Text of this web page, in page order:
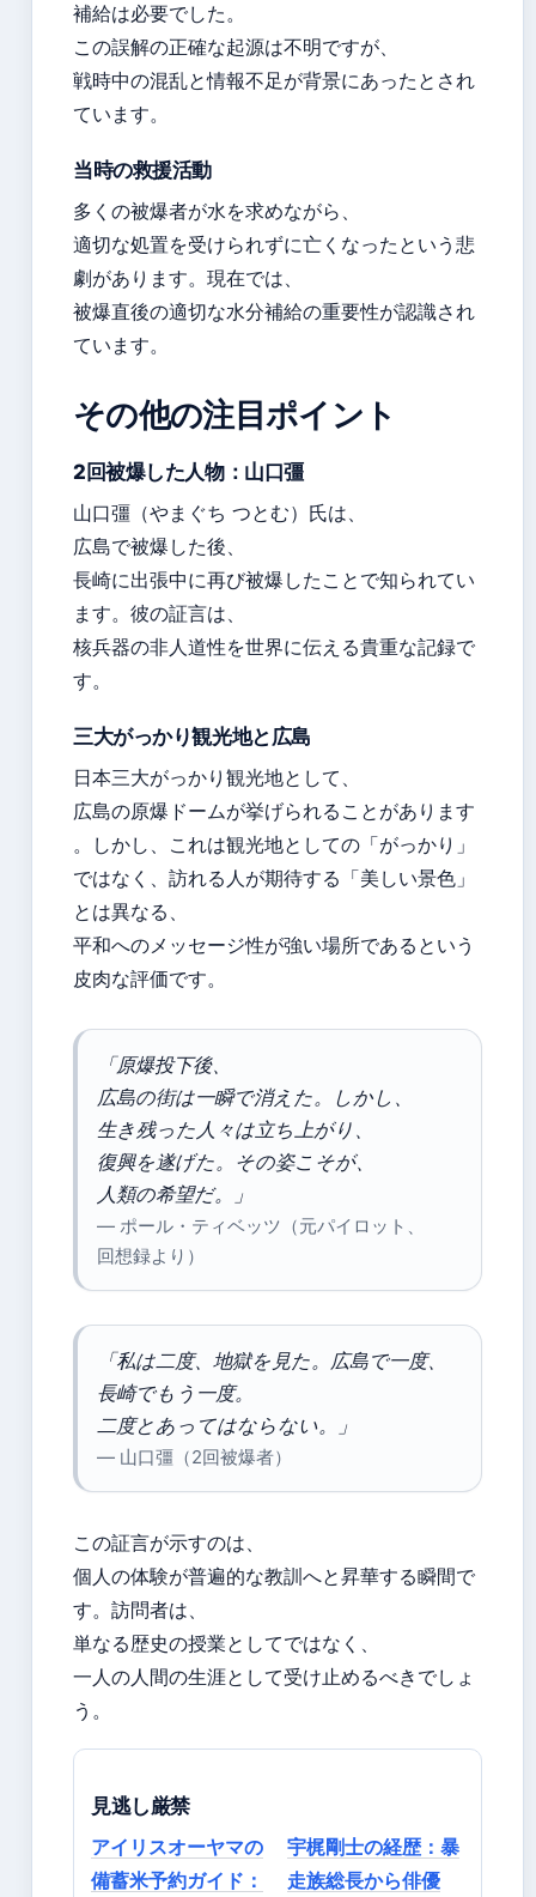
補給は必要でした。
この誤解の正確な起源は不明ですが、
戦時中の混乱と情報不足が背景にあったとされ
ています。
当時の救援活動
多くの被爆者が水を求めながら、
適切な処置を受けられずに亡くなったという悲
劇があります。現在では、
被爆直後の適切な水分補給の重要性が認識され
ています。
その他の注目ポイント
2回被爆した人物：山口彊
山口彊（やまぐち つとむ）氏は、
広島で被爆した後、
長崎に出張中に再び被爆したことで知られてい
ます。彼の証言は、
核兵器の非人道性を世界に伝える貴重な記録で
す。
三大がっかり観光地と広島
日本三大がっかり観光地として、
広島の原爆ドームが挙げられることがあります
。しかし、これは観光地としての「がっかり」
ではなく、訪れる人が期待する「美しい景色」
とは異なる、
平和へのメッセージ性が強い場所であるという
皮肉な評価です。
「原爆投下後、
広島の街は一瞬で消えた。しかし、
生き残った人々は立ち上がり、
復興を遂げた。その姿こそが、
人類の希望だ。」
— ポール・ティベッツ（元パイロット、
回想録より）
「私は二度、地獄を見た。広島で一度、
長崎でもう一度。
二度とあってはならない。」
— 山口彊（2回被爆者）
この証言が示すのは、
個人の体験が普遍的な教訓へと昇華する瞬間で
す。訪問者は、
単なる歴史の授業としてではなく、
一人の人間の生涯として受け止めるべきでしょ
う。
見逃し厳禁
アイリスオーヤマの
備蓄米予約ガイド：
宇梶剛士の経歴：暴
走族総長から俳優